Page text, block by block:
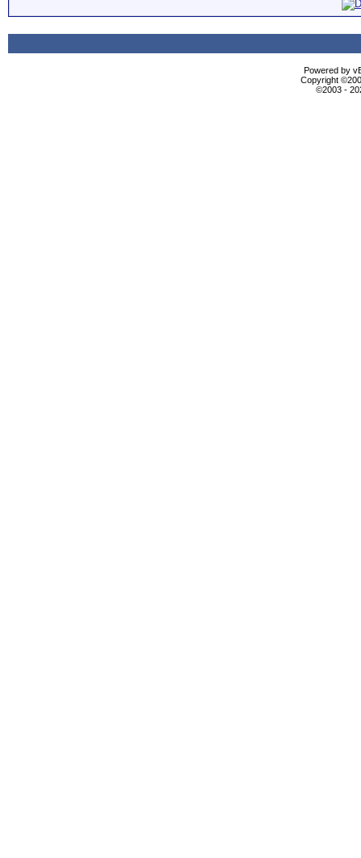
Powered by
Copyright
©2003 -